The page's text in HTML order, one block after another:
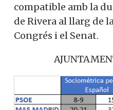
compatible amb la
de Rivera al llarg de
Congrés i el Senat.